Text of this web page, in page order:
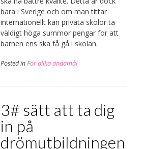
bara i Sverige och om man tittar
internationellt kan privata skolor ta
väldigt höga summor pengar för att
barnen ens ska få gå i skolan.
Posted inFör olika ändamål
3# sätt att ta dig
in på
drömutbildningen